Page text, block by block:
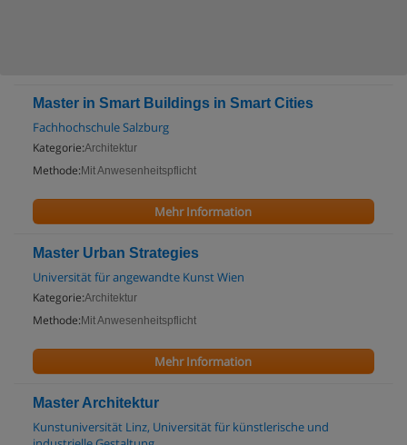
Master in Smart Buildings in Smart Cities
Fachhochschule Salzburg
Kategorie:Architektur
Methode: Mit Anwesenheitspflicht
Mehr Information
Master Urban Strategies
Universität für angewandte Kunst Wien
Kategorie:Architektur
Methode: Mit Anwesenheitspflicht
Mehr Information
Master Architektur
Kunstuniversität Linz, Universität für künstlerische und